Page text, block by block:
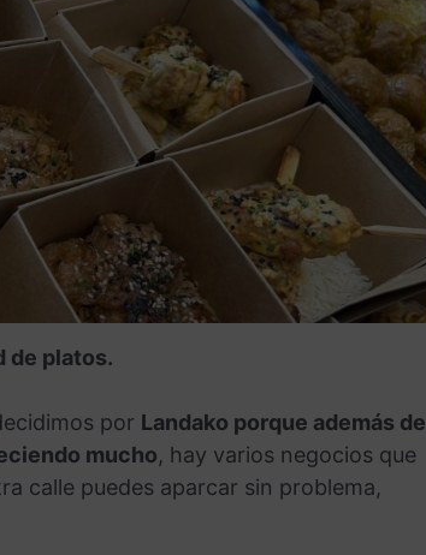
de platos.
por Landako porque además de
mucho, hay varios negocios que
calle puedes aparcar sin problema,